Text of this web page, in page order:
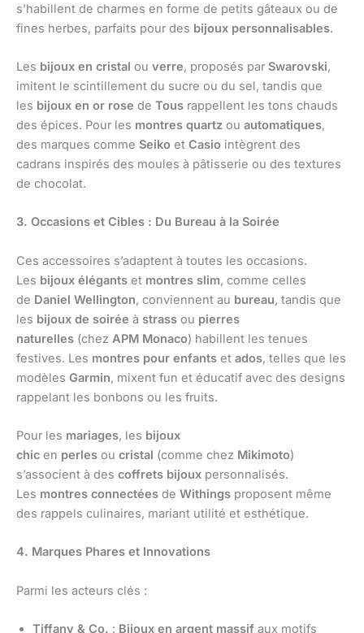
s’habillent de charmes en forme de petits gâteaux ou de
fines herbes, parfaits pour des bijoux personnalisables.
Les bijoux en cristal ou verre, proposés par Swarovski,
imitent le scintillement du sucre ou du sel, tandis que
les bijoux en or rose de Tous rappellent les tons chauds
des épices. Pour les montres quartz ou automatiques,
des marques comme Seiko et Casio intègrent des
cadrans inspirés des moules à pâtisserie ou des textures
de chocolat.
3. Occasions et Cibles : Du Bureau à la Soirée
Ces accessoires s’adaptent à toutes les occasions.
Les bijoux élégants et montres slim, comme celles
de Daniel Wellington, conviennent au bureau, tandis que
les bijoux de soirée à strass ou pierres
naturelles (chez APM Monaco) habillent les tenues
festives. Les montres pour enfants et ados, telles que les
modèles Garmin, mixent fun et éducatif avec des designs
rappelant les bonbons ou les fruits.
Pour les mariages, les bijoux
chic en perles ou cristal (comme chez Mikimoto)
s’associent à des coffrets bijoux personnalisés.
Les montres connectées de Withings proposent même
des rappels culinaires, mariant utilité et esthétique.
4. Marques Phares et Innovations
Parmi les acteurs clés :
Tiffany & Co. : Bijoux en argent massif aux motifs